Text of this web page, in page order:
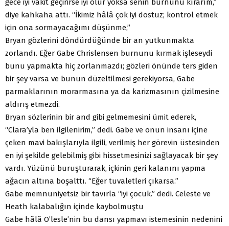
diye kahkaha attı. “İkimiz hâlâ çok iyi dostuz; kontrol etmek
için ona sormayacağımı düşünme,”
Bryan gözlerini döndürdüğünde bir an yutkunmakta
zorlandı. Eğer Gabe Chrislensen burnunu kırmak işleseydi
bunu yapmakta hiç zorlanmazdı; gözleri önünde ters giden
bir şey varsa ve bunun düzeltilmesi gerekiyorsa, Gabe
parmaklarının morarmasına ya da karizmasının çizilmesine
aldırış etmezdi.
Bryan sözlerinin bir and gibi gelmemesini ümit ederek,
“Clara’yla ben ilgilenirim,” dedi. Gabe ve onun insanı içine
çeken mavi bakışlarıyla ilgili, verilmiş her görevin üstesinden
en iyi şekilde gelebilmiş gibi hissetmesinizi sağlayacak bir şey
vardı. Yüzünü buruşturarak, içkinin geri kalanını yapma
ağacın altına boşalttı. “Eğer tuvaletleri çıkarsa.”
Gabe memnuniyetsiz bir tavırla “iyi çocuk.” dedi. Celeste ve
Heath kalabalığın içinde kaybolmuştu
Gabe hâlâ O’lesle’nin bu dansı yapmavı istemesinin nedenini